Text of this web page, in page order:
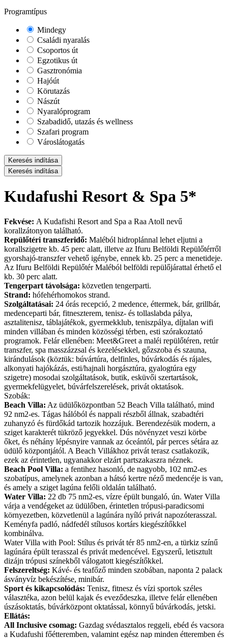
Programtípus
Mindegy
Családi nyaralás
Csoportos út
Egzotikus út
Gasztronómia
Hajóút
Körutazás
Nászút
Nyaralóprogram
Szabadidő, utazás és wellness
Szafari program
Városlátogatás
Keresés indítása
Keresés indítása
Kudafushi Resort & Spa 5*
Fekvése: A Kudafishi Resort and Spa a Raa Atoll nevű
korallzátonyon található.
Repülőtéri transzferidő: Maléból hidroplánnal lehet eljutni a
korallszigetre kb. 45 perc alatt, illetve az Ifuru Belföldi Repülőtérről
gyorshajó-transzfer vehető igénybe, ennek kb. 25 perc a menetideje.
Az Ifuru Belföldi Repülőtér Maléból belföldi repülőjárattal érhető el
kb. 30 perc alatt.
Tengerpart távolsága: közvetlen tengerparti.
Strand: hófehérhomokos strand.
Szolgáltatásai: 24 órás recepció, 2 medence, éttermek, bár, grillbár,
medenceparti bár, fitneszterem, tenisz- és tollaslabda pálya,
asztalitenisz, táblajátékok, gyermekklub, teniszpálya, díjtalan wifi
minden villában és minden közösségi térben, esti szórakoztató
programok. Felár ellenében: Meet&Greet a maléi repülőtéren, retúr
transzfer, spa masszázzsal és kezelésekkel, gőzszoba és szauna,
kirándulások (köztük: búvártúra, delfinles, búvárkodás és rájales,
alkonyati hajókázás, esti/hajnali horgásztúra, gyalogtúra egy
szigetre) mosodai szolgáltatások, butik, esküvői szertartások,
gyermekfelügyelet, búvárfelszerelések, privát oktatások.
Szobák:
Beach Villa: Az üdülőközpontban 52 Beach Villa található, mind
92 nm2-es. Tágas hálóból és nappali részből állnak, szabadtéri
zuhanyzó és fürdőkád tartozik hozzájuk. Berendezésük modern, a
sziget karakterét tükröző jegyekkel. Dús növényzet veszi körbe
őket, és néhány lépésnyire vannak az óceántól, pár perces sétára az
üdülő központjától. A Beach Villákhoz privát terasz csatlakozik,
ezek az érintetlen, ugyanakkor elzárt partszakaszra néznek.
Beach Pool Villa: a fentihez hasonló, de nagyobb, 102 nm2-es
szobatípus, amelynek azonban a hátsó kertre néző medencéje is van,
és amely a sziget lagúna felőli oldalán található.
Water Villa: 22 db 75 nm2-es, vízre épült bungaló, ún. Water Villa
várja a vendégeket az üdülőben, érintetlen trópusi-paradicsomi
környezetben, közvetlenül a lagúnára nyíló privát napozóterasszal.
Keményfa padló, nádfedél stílusos kortárs kiegészítőkkel
kombinálva.
Water Villa with Pool: Stílus és privát tér 85 nm2-en, a türkiz színű
lagúnára épült terasszal és privát medencével. Egyszerű, letisztult
dizájn trópusi színekből válogatott kiegészítőkkel.
Felszereltség: Kávé- és teafőző minden szobában, naponta 2 palack
ásványvíz bekészítése, minibár.
Sport és kikapcsolódás: Tenisz, fitnesz és vízi sportok széles
választéka, azon belül kajak és eveződeszka, illetve felár ellenében
úszásoktatás, búvárközpont oktatással, könnyű búvárkodás, jetski.
Ellátás:
All Inclusive csomag: Gazdag svédasztalos reggeli, ebéd és vacsora
a Kudafushi főétteremben, valamint egész nap minden étteremben és